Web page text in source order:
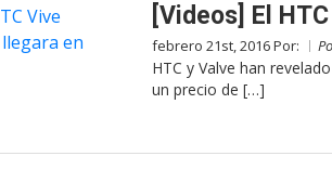
[Videos] El
febrero 21st, 2016 Por:
HTC y Valve han
un precio de […]